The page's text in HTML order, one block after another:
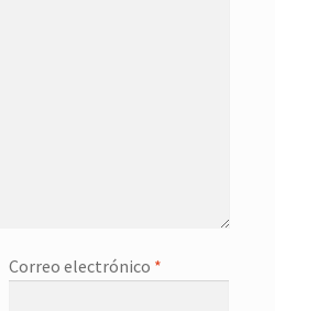
Correo electrónico *